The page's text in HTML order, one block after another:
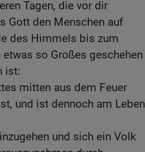
Tagen, die vor dir
Gott den Menschen auf
des Himmels bis zum
so Großes geschehen
ist:
mitten aus dem Feuer
und ist dennoch am Leben
und sich ein Volk